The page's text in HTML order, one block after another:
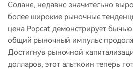
Солане, недавно значительно
более широкие рыночные
цена Popcat демонстрирует
общий рыночный импульс
Достигнув рыночной
долларов, этот альткоин теперь